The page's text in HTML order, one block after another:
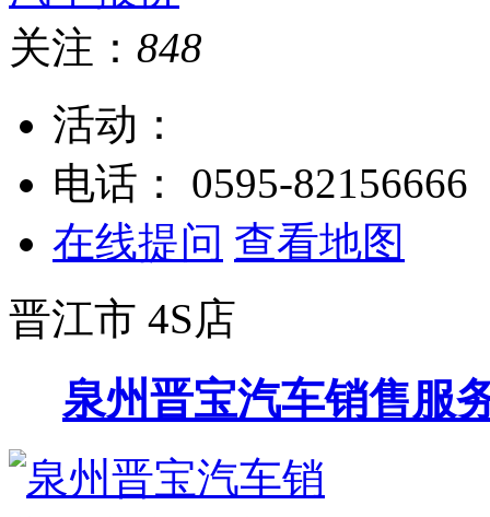
关注： 848
活动：
电话：
0595-82156666
在线提问 查看地图
晋江市 4S店
泉州晋宝汽车销售服